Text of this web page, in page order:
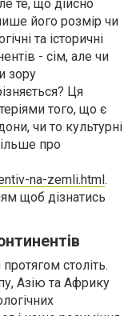
те, що дійсно
його розмір чи
та історичні
- сім, але чи
зору
Ця
того, що є
чи то культурні
про
na-zemli.html.
щоб дізнатись
століть.
Азію та Африку